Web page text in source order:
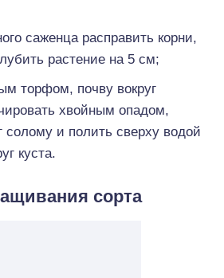
саженца расправить корни,
растение на 5 см;
торфом, почву вокруг
хвойным опадом,
солому и полить сверху водой
куста.
сорта